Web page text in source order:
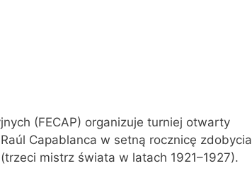
(FECAP) organizuje turniej otwarty
Capablanca w setną rocznicę zdobycia
mistrz świata w latach 1921–1927).